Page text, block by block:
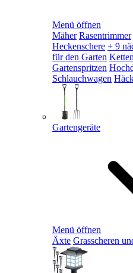
Menü öffnen
Mäher Rasentrimmer
Heckenschere + 9
für den Garten
Gartenspritzen
Schlauchwagen
Gartengeräte
Menü öffnen
Äxte Grasscheren